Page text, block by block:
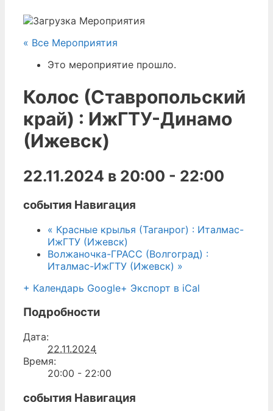
« Все Мероприятия
Это мероприятие прошло.
Колос (Ставропольский
край) : ИжГТУ-Динамо
(Ижевск)
22.11.2024 в 20:00 - 22:00
события Навигация
« Красные крылья (Таганрог) : Италмас-
ИжГТУ (Ижевск)
Волжаночка-ГРАСС (Волгоград) :
Италмас-ИжГТУ (Ижевск) »
+ Календарь Google+ Экспорт в iCal
Подробности
Дата:
22.11.2024
Время:
20:00 - 22:00
события Навигация